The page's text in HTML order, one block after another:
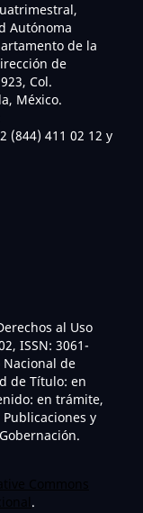
Autónoma
de la
de
Col.
México.
(844) 411 02 12 y
al Uso
ISSN: 3061-
de
de Título: en
en trámite,
y
.